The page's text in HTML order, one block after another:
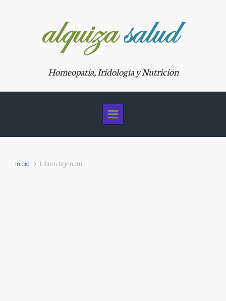
Homeopatía, Iridología y Nutrición
Inicio Lilium tigrinum